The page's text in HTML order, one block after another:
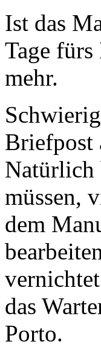
Ist das
Tage
mehr.
Briefpost
Natürlich
müssen,
dem
das
Porto.